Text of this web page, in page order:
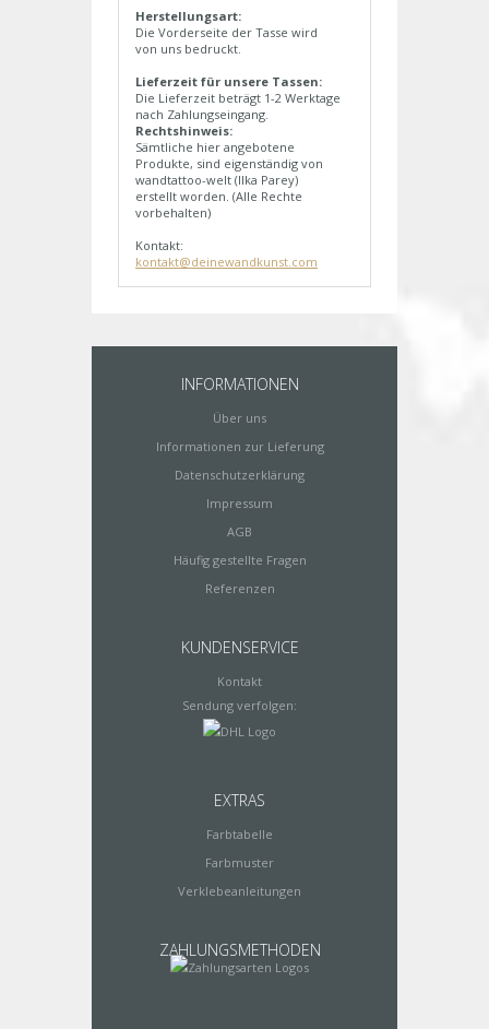
Herstellungsart:
Die Vorderseite der Tasse wird
von uns bedruckt.
Lieferzeit für unsere Tassen:
Die Lieferzeit beträgt 1-2 Werktage
nach Zahlungseingang.
Rechtshinweis:
Sämtliche hier angebotene
Produkte, sind eigenständig von
wandtattoo-welt (Ilka Parey)
erstellt worden. (Alle Rechte
vorbehalten)
Kontakt:
kontakt@deinewandkunst.com
INFORMATIONEN
Über uns
Informationen zur Lieferung
Datenschutzerklärung
Impressum
AGB
Häufig gestellte Fragen
Referenzen
KUNDENSERVICE
Kontakt
Sendung verfolgen:
EXTRAS
Farbtabelle
Farbmuster
Verklebeanleitungen
ZAHLUNGSMETHODEN